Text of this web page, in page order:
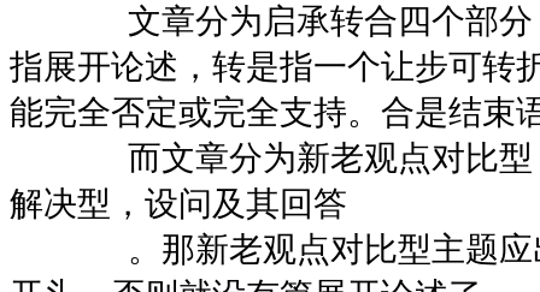
文章分为启承转合四个部分
指展开论述，转是指一个让步可转
能完全否定或完全支持。合是结束
而文章分为新老观点对比型
解决型，设问及其回答
。那新老观点对比型主题应